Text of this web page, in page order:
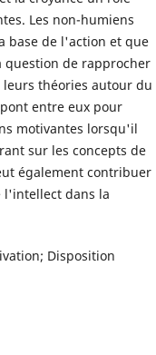
Les non-humiens
base de l'action et que
question de rapprocher
leurs théories autour du
entre eux pour
motivantes lorsqu'il
sur les concepts de
également contribuer
l'intellect dans la
Disposition